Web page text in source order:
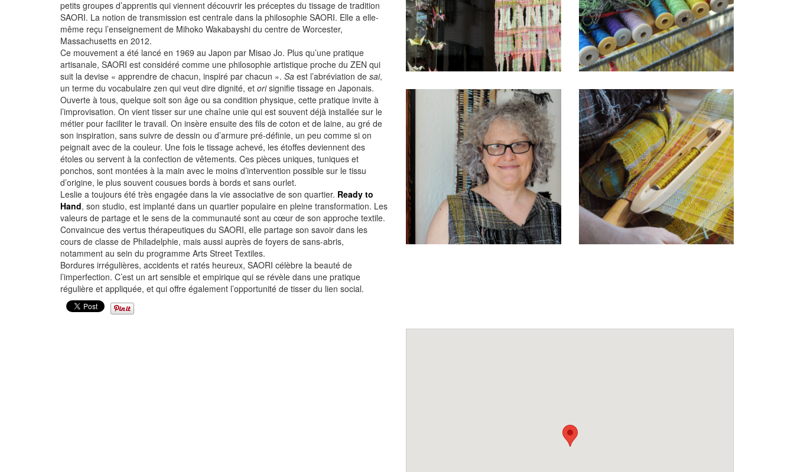
petits groupes d’apprentis qui viennent découvrir les préceptes du tissage de tradition
SAORI. La notion de transmission est centrale dans la philosophie SAORI. Elle a elle-
même reçu l’enseignement de Mihoko Wakabayshi du centre de Worcester,
Massachusetts en 2012.
Ce mouvement a été lancé en 1969 au Japon par Misao Jo. Plus qu’une pratique
artisanale, SAORI est considéré comme une philosophie artistique proche du ZEN qui
suit la devise « apprendre de chacun, inspiré par chacun ». Sa est l’abréviation de sai,
un terme du vocabulaire zen qui veut dire dignité, et orisignifie tissage en Japonais.
Ouverte à tous, quelque soit son âge ou sa condition physique, cette pratique invite à
l’improvisation. On vient tisser sur une chaîne unie qui est souvent déjà installée sur le
métier pour faciliter le travail. On insère ensuite des fils de coton et de laine, au gré de
son inspiration, sans suivre de dessin ou d’armure pré-définie, un peu comme si on
peignait avec de la couleur. Une fois le tissage achevé, les étoffes deviennent des
étoles ou servent à la confection de vêtements. Ces pièces uniques, tuniques et
ponchos, sont montées à la main avec le moins d’intervention possible sur le tissu
d’origine, le plus souvent cousues bords à bords et sans ourlet.
Leslie a toujours été très engagée dans la vie associative de son quartier. Ready to
Hand, son studio, est implanté dans un quartier populaire en pleine transformation. Les
valeurs de partage et le sens de la communauté sont au cœur de son approche textile.
Convaincue des vertus thérapeutiques du SAORI, elle partage son savoir dans les
cours de classe de Philadelphie, mais aussi auprès de foyers de sans-abris,
notamment au sein du programme Arts Street Textiles.
Bordures irrégulières, accidents et ratés heureux, SAORI célèbre la beauté de
l’imperfection. C’est un art sensible et empirique qui se révèle dans une pratique
régulière et appliquée, et qui offre également l’opportunité de tisser du lien social.